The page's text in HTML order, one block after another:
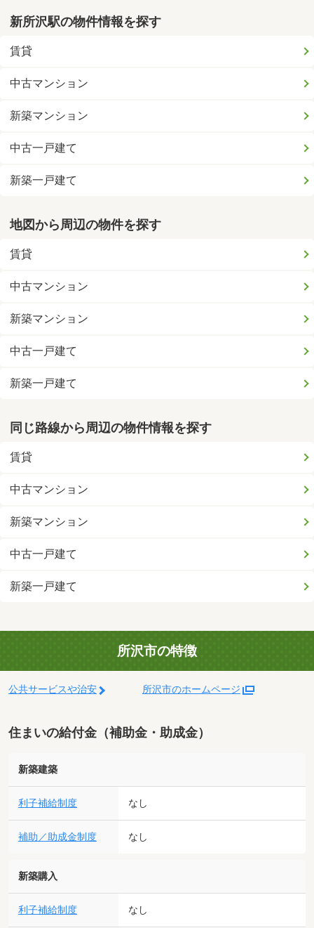
新所沢駅の物件情報を探す
賃貸
中古マンション
新築マンション
中古一戸建て
新築一戸建て
地図から周辺の物件を探す
賃貸
中古マンション
新築マンション
中古一戸建て
新築一戸建て
同じ路線から周辺の物件情報を探す
賃貸
中古マンション
新築マンション
中古一戸建て
新築一戸建て
所沢市の特徴
公共サービスや治安 所沢市のホームページ
住まいの給付金（補助金・助成金）
新築建築
利子補給制度 なし
補助／助成金制度 なし
新築購入
利子補給制度 なし